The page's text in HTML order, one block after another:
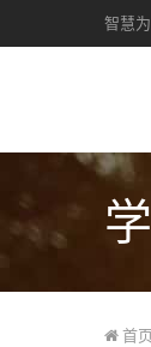
智慧
首页